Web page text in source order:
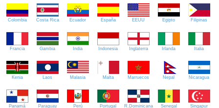
Colombia Costa Rica Ecuador España EEUU Egipto Filipinas
Francia Gambia India Indonesia Inglaterra Irlanda Italia
Kenia Laos Malasia Malta Marruecos Nepal Nicaragua
Panamá Paraguay Perú Portugal R.Dominicana Senegal Singapur